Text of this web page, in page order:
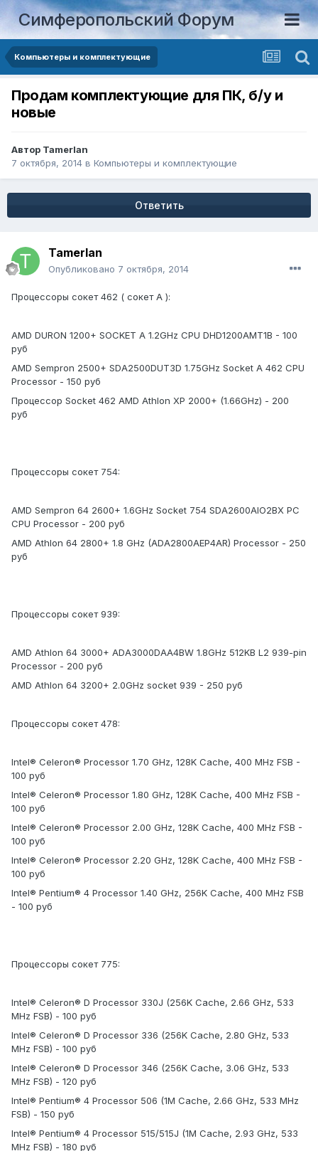
Симферопольский Форум
Компьютеры и комплектующие
Продам комплектующие для ПК, б/у и
новые
Автор Tamerlan
7 октября, 2014 в Компьютеры и комплектующие
Ответить
Tamerlan
Опубликовано 7 октября, 2014
Процессоры сокет 462 ( сокет А ):
AMD DURON 1200+ SOCKET A 1.2GHz CPU DHD1200AMT1B - 100
руб
AMD Sempron 2500+ SDA2500DUT3D 1.75GHz Socket A 462 CPU
Processor - 150 руб
Процессор Socket 462 AMD Athlon XP 2000+ (1.66GHz) - 200
руб
Процессоры сокет 754:
AMD Sempron 64 2600+ 1.6GHz Socket 754 SDA2600AIO2BX PC
CPU Processor - 200 руб
AMD Athlon 64 2800+ 1.8 GHz (ADA2800AEP4AR) Processor - 250
руб
Процессоры сокет 939:
AMD Athlon 64 3000+ ADA3000DAA4BW 1.8GHz 512KB L2 939-pin
Processor - 200 руб
AMD Athlon 64 3200+ 2.0GHz socket 939 - 250 руб
Процессоры сокет 478:
Intel® Celeron® Processor 1.70 GHz, 128K Cache, 400 MHz FSB -
100 руб
Intel® Celeron® Processor 1.80 GHz, 128K Cache, 400 MHz FSB -
100 руб
Intel® Celeron® Processor 2.00 GHz, 128K Cache, 400 MHz FSB -
100 руб
Intel® Celeron® Processor 2.20 GHz, 128K Cache, 400 MHz FSB -
100 руб
Intel® Pentium® 4 Processor 1.40 GHz, 256K Cache, 400 MHz FSB
- 100 руб
Процессоры сокет 775:
Intel® Celeron® D Processor 330J (256K Cache, 2.66 GHz, 533
MHz FSB) - 100 руб
Intel® Celeron® D Processor 336 (256K Cache, 2.80 GHz, 533
MHz FSB) - 100 руб
Intel® Celeron® D Processor 346 (256K Cache, 3.06 GHz, 533
MHz FSB) - 120 руб
Intel® Pentium® 4 Processor 506 (1M Cache, 2.66 GHz, 533 MHz
FSB) - 150 руб
Intel® Pentium® 4 Processor 515/515J (1M Cache, 2.93 GHz, 533
MHz FSB) - 180 руб